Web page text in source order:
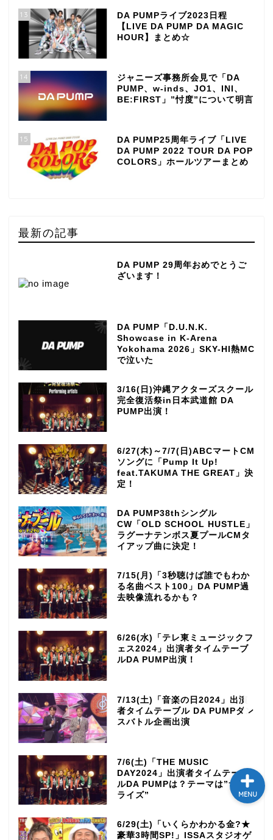
13
DA PUMPライブ2023日程
【LIVE DA PUMP DA MAGIC
HOUR】まとめ☆
14
ジャニーズ事務所会見で「DA
PUMP、w-inds、JO1、INI、
BE:FIRST」”忖度”について明言
15
DA PUMP25周年ライブ「LIVE
DA PUMP 2022 TOUR DA POP
COLORS」ホールツアーまとめ
最新の記事
DA PUMP 29周年おめでとうご
ざいます！
DA PUMP「D.U.N.K.
Showcase in K-Arena
Yokohama 2026」SKY-HI熱MC
で泣いた
3/16(日)沖縄アクターズスクール
完全復活祭in日本武道館 DA
PUMP出演！
6/27(木)～7/7(日)ABCマートCM
ソングに「Pump It Up!
feat.TAKUMA THE GREAT」決
定！
DA PUMP38thシングル
CW「OLD SCHOOL HUSTLE」
ラグーナテンボス夏プールCMタ
イアップ曲に決定！
7/15(月)「3秒聴けば誰でもわか
る名曲ベスト100」DA PUMP過
去映像流れるかも？
6/26(水)「テレ東ミュージックフ
ェス2024」出演者タイムテーブ
ルDA PUMP出演！
7/13(土)「音楽の日2024」出演
者タイムテーブル DA PUMPダン
スバトル企画出演
7/6(土)「THE MUSIC
DAY2024」出演者タイムテーブ
ルDA PUMPは？テーマは”サプ
ライズ”
6/29(土)「いくらかわかる金?★
豪華3時間SP!」ISSAスタジオゲ
MENU
テレビ
メゾン・ド・ミュージック
～DA PUMP YORIの晴れ
ライブ・イベント